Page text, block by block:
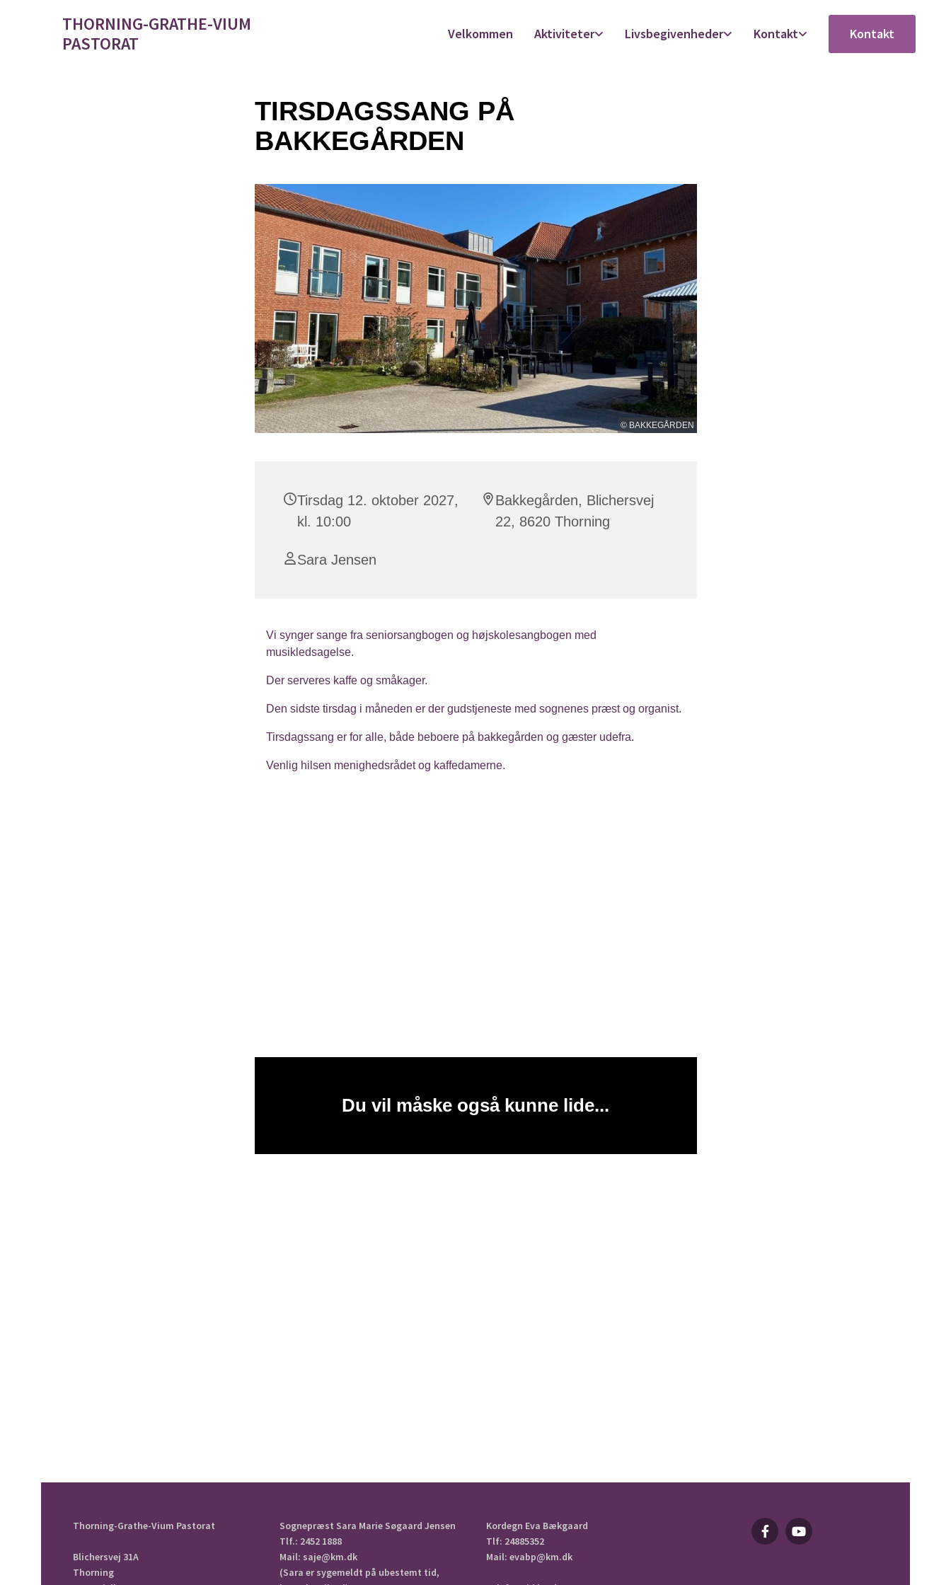
THORNING-GRATHE-VIUM
PASTORAT
Velkommen Aktiviteter Livsbegivenheder Kontakt Kontakt
TIRSDAGSSANG PÅ
BAKKEGÅRDEN
© BAKKEGÅRDEN
Tirsdag 12. oktober 2027,
kl. 10:00
Bakkegården, Blichersvej
22, 8620 Thorning
Sara Jensen
Vi synger sange fra seniorsangbogen og højskolesangbogen med
musikledsagelse.
Der serveres kaffe og småkager.
Den sidste tirsdag i måneden er der gudstjeneste med sognenes præst og organist.
Tirsdagssang er for alle, både beboere på bakkegården og gæster udefra.
Venlig hilsen menighedsrådet og kaffedamerne.
Du vil måske også kunne lide...
Thorning-Grathe-Vium Pastorat
Blichersvej 31A
Thorning
Sognepræst Sara Marie Søgaard Jensen
Tlf.: 2452 1888
Mail: saje@km.dk
(Sara er sygemeldt på ubestemt tid,
Kordegn Eva Bækgaard
Tlf: 24885352
Mail: evabp@km.dk